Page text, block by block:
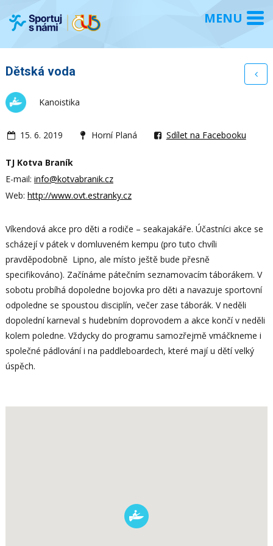
Dětská voda
Kanoistika
15. 6. 2019 Horní Planá Sdílet na Facebooku
TJ Kotva Braník
E-mail: info@kotvabranik.cz
Web: http://www.ovt.estranky.cz
Víkendová akce pro děti a rodiče – seakajakáře. Účastníci akce se
scházejí v pátek v domluveném kempu (pro tuto chvíli
pravděpodobně Lipno, ale místo ještě bude přesně
specifikováno). Začínáme pátečním seznamovacím táborákem. V
sobotu probíhá dopoledne bojovka pro děti a navazuje sportovní
odpoledne se spoustou disciplín, večer zase táborák. V neděli
dopolední karneval s hudebním doprovodem a akce končí v neděli
kolem poledne. Vždycky do programu samozřejmě vmáčkneme i
společné pádlování i na paddleboardech, které mají u dětí velký
úspěch.